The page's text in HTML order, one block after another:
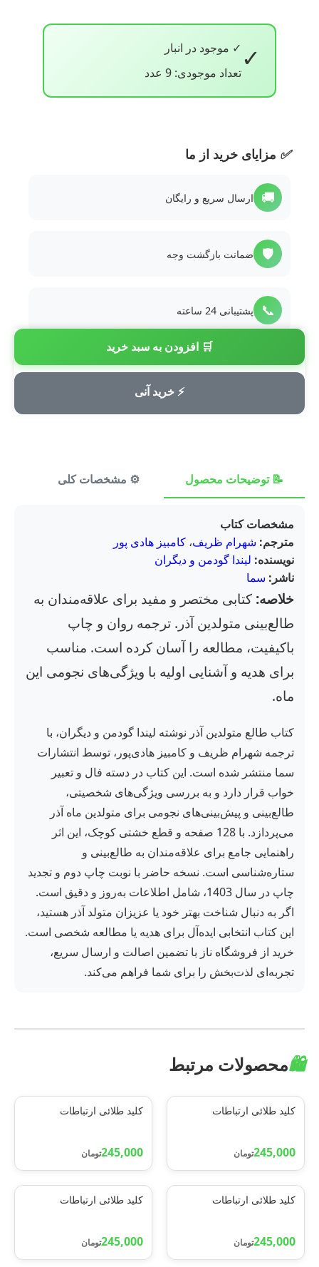
✓ ✓ موجود در انبار
تعداد موجودی: 9 عدد
🛒 افزودن به سبد خرید
⚡ خرید آنی
✅ مزایای خرید از ما
🚚 ارسال سریع و رایگان
🛡️ ضمانت بازگشت وجه
📞 پشتیبانی 24 ساعته
💳 پرداخت امن
📝 توضیحات محصول ⚙️ مشخصات کلی
مشخصات کتاب
مترجم: شهرام ظریف، کامبیز هادی پور
نویسنده: لیندا گودمن و دیگران
ناشر: سما
خلاصه: کتابی مختصر و مفید برای علاقه‌مندان به
طالع‌بینی متولدین آذر. ترجمه روان و چاپ
باکیفیت، مطالعه را آسان کرده است. مناسب
برای هدیه و آشنایی اولیه با ویژگی‌های نجومی این
ماه.
کتاب طالع متولدین آذر نوشته لیندا گودمن و دیگران، با
ترجمه شهرام ظریف و کامبیز هادی‌پور، توسط انتشارات
سما منتشر شده است. این کتاب در دسته فال و تعبیر
خواب قرار دارد و به بررسی ویژگی‌های شخصیتی،
طالع‌بینی و پیش‌بینی‌های نجومی برای متولدین ماه آذر
می‌پردازد. با 128 صفحه و قطع خشتی کوچک، این اثر
راهنمایی جامع برای علاقه‌مندان به طالع‌بینی و
ستاره‌شناسی است. نسخه حاضر با نوبت چاپ دوم و تجدید
چاپ در سال 1403، شامل اطلاعات به‌روز و دقیق است.
اگر به دنبال شناخت بهتر خود یا عزیزان متولد آذر هستید،
این کتاب انتخابی ایده‌آل برای هدیه یا مطالعه شخصی است.
خرید از فروشگاه ناز با تضمین اصالت و ارسال سریع،
تجربه‌ای لذت‌بخش را برای شما فراهم می‌کند.
🛍️محصولات مرتبط
کلید طلائی ارتباطات
245,000تومان
کلید طلائی ارتباطات
245,000تومان
کلید طلائی ارتباطات
245,000تومان
کلید طلائی ارتباطات
245,000تومان